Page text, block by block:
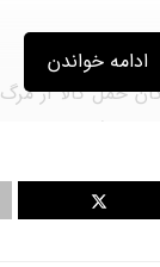
حمل کالا از
در حادثه انفجار
مدیره و
ادامه خواندن